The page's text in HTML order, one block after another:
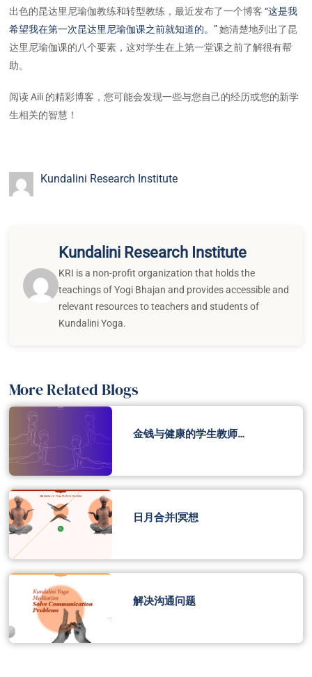
出色的昆达里尼瑜伽教练和转型教练，最近发布了一个博客“这是我
希望我在第一次昆达里尼瑜伽课之前就知道的。”她清楚地列出了昆
达里尼瑜伽课的八个要素，这对学生在上第一堂课之前了解很有帮
助。
阅读 Aili 的精彩博客，您可能会发现一些与您自己的经历或您的新学
生相关的智慧！
Kundalini Research Institute
Kundalini Research Institute
KRI is a non-profit organization that holds the
teachings of Yogi Bhajan and provides accessible and
relevant resources to teachers and students of
Kundalini Yoga.
More Related Blogs
金钱与健康的学生教师…
日月合并|冥想
解决沟通问题